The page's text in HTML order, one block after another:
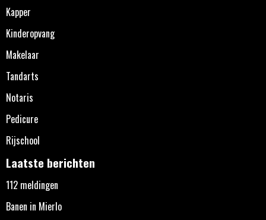
Kapper
Kinderopvang
Makelaar
Tandarts
Notaris
Pedicure
Rijschool
Laatste berichten
112 meldingen
Banen in Mierlo